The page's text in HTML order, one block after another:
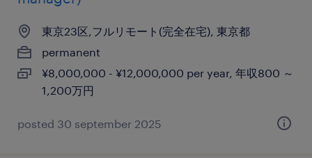
東京23区,フルリモート(完全在宅), 東京都
permanent
¥8,000,000 - ¥12,000,000 per year, 年収800 ～
1,200万円
posted 30 september 2025